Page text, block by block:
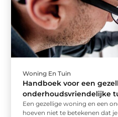
Woning En Tuin
Handboek voor een
onderhoudsvriendelijke
Een gezellige woning en een
hoeven niet te betekenen dat